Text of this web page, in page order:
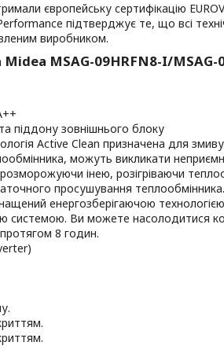
європейську сертифікацію
підтверджує те, що всі
виробником.
MSAG-09HRFN8-I/MSAG-
піддону зовнішнього блоку
Active Clean призначена для
можуть викликати
інею, розігріваючи
просушування теплообмінника.
енергозберігаючою
системою. Ви можете насолодитися
8 годин.